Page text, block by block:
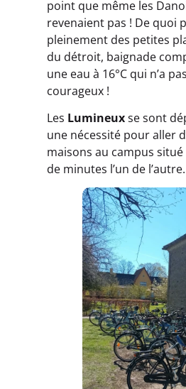
point que même les
revenaient pas ! De quoi
pleinement des petites
du détroit, baignade
une eau à 16°C qui n’a
courageux !
Les Lumineuxse sont
une nécessité pour aller
maisons au campus
de minutes l’un de l’autre.